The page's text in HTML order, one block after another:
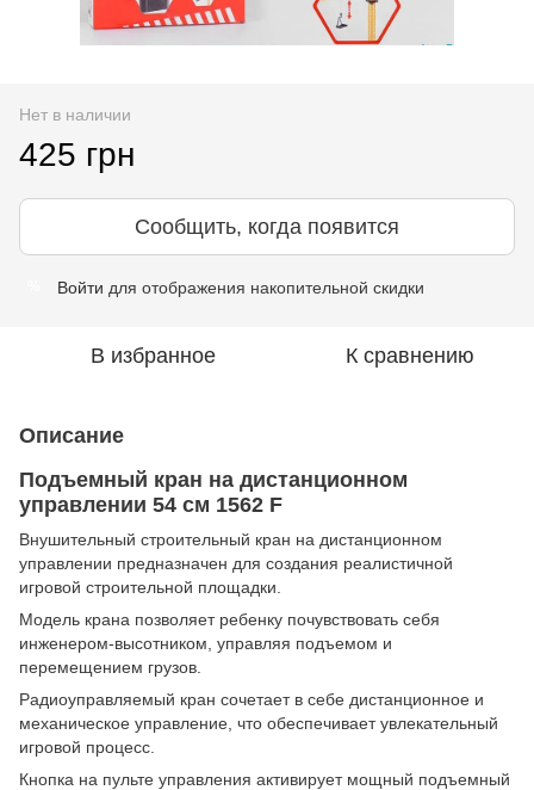
Нет в наличии
425 грн
Сообщить, когда появится
Войти для отображения накопительной скидки
В избранное К сравнению
Описание
Подъемный кран на дистанционном
управлении 54 см 1562 F
Внушительный строительный кран на дистанционном
управлении предназначен для создания реалистичной
игровой строительной площадки.
Модель крана позволяет ребенку почувствовать себя
инженером-высотником, управляя подъемом и
перемещением грузов.
Радиоуправляемый кран сочетает в себе дистанционное и
механическое управление, что обеспечивает увлекательный
игровой процесс.
Кнопка на пульте управления активирует мощный подъемный